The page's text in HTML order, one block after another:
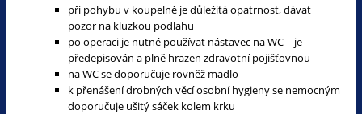
při pohybu v koupelně je důležitá opatrnost, dávat
pozor na kluzkou podlahu
po operaci je nutné používat nástavec na WC – je
předepisován a plně hrazen zdravotní pojišťovnou
na WC se doporučuje rovněž madlo
k přenášení drobných věcí osobní hygieny se nemocným
doporučuje ušitý sáček kolem krku